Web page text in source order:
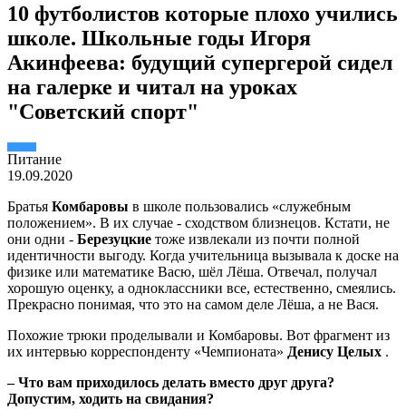
10 футболистов которые плохо учились
школе. Школьные годы Игоря
Акинфеева: будущий супергерой сидел
на галерке и читал на уроках
"Советский спорт"
Питание
19.09.2020
Братья Комбаровы в школе пользовались «служебным
положением». В их случае - сходством близнецов. Кстати, не
они одни - Березуцкие тоже извлекали из почти полной
идентичности выгоду. Когда учительница вызывала к доске на
физике или математике Васю, шёл Лёша. Отвечал, получал
хорошую оценку, а одноклассники все, естественно, смеялись.
Прекрасно понимая, что это на самом деле Лёша, а не Вася.
Похожие трюки проделывали и Комбаровы. Вот фрагмент из
их интервью корреспонденту «Чемпионата» Денису Целых .
– Что вам приходилось делать вместо друг друга?
Допустим, ходить на свидания?